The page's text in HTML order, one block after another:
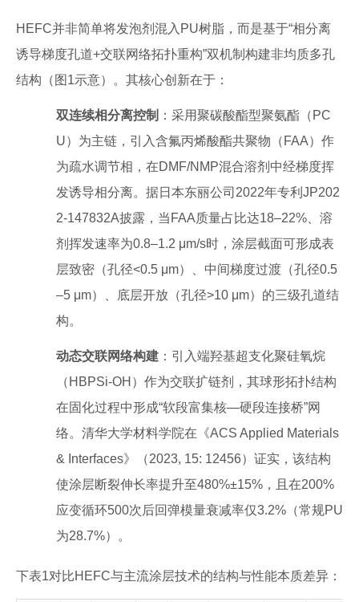
HEFC并非简单将发泡剂混入PU树脂，而是基于“相分离
诱导梯度孔道+交联网络拓扑重构”双机制构建非均质多孔
结构（图1示意）。其核心创新在于：
双连续相分离控制 ：采用聚碳酸酯型聚氨酯（PC
U）为主链，引入含氟丙烯酸酯共聚物（FAA）作
为疏水调节相，在DMF/NMP混合溶剂中经梯度挥
发诱导相分离。据日本东丽公司2022年专利JP202
2-147832A披露，当FAA质量占比达18–22%、溶
剂挥发速率为0.8–1.2 μm/s时，涂层截面可形成表
层致密（孔径<0.5 μm）、中间梯度过渡（孔径0.5
–5 μm）、底层开放（孔径>10 μm）的三级孔道结
构。
动态交联网络构建 ：引入端羟基超支化聚硅氧烷
（HBPSi-OH）作为交联扩链剂，其球形拓扑结构
在固化过程中形成“软段富集核—硬段连接桥”网
络。清华大学材料学院在《ACS Applied Materials
& Interfaces》（2023, 15: 12456）证实，该结构
使涂层断裂伸长率提升至480%±15%，且在200%
应变循环500次后回弹模量衰减率仅3.2%（常规PU
为28.7%）。
下表1对比HEFC与主流涂层技术的结构与性能本质差异：